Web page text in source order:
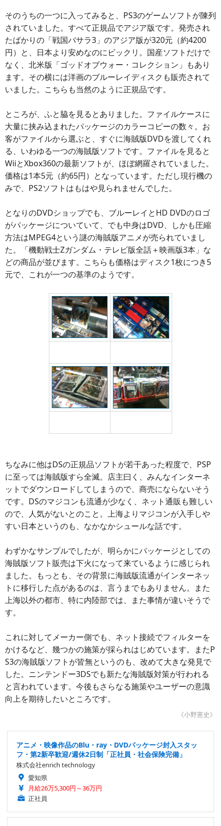
そのうちの一つに入ってみると、PS3のゲームソフトが陳列
されていました。すべて正規品でアジア版です。発売され
たばかりの「戦国バサラ3」のアジア版が320元（約4200
円）と、日本より安めなのにビックリ。国産ソフトだけで
なく、北米版「ゴッドオブウォー・コレクション」もあり
ます。その横には洋画のブルーレイディスクも販売されて
いました。こちらも当然のように正規品です。
ところが、ふと脇を見るとありました。ファイルケースに
大量に挟み込まれたパッケージのカラーコピーの数々。お
客がファイルから選ぶと、すぐに海賊版DVDを渡してくれ
る、いわゆる一つの海賊版ソフトです。ファイルを見ると
WiiとXbox360の最新ソフトが、ほぼ網羅されていました。
価格は1本5元（約65円）となっています。ただし現行機の
みで、PS2ソフトはもはや見られませんでした。
となりのDVDショップでも、ブルーレイとHD DVDのロゴ
がパッケージについていて、でも中身はDVD、しかも圧縮
方法はMPEG4という謎の海賊版アニメが売られていまし
た。「機動戦士Zガンダム・テレビ版全話＋映画版3本」な
どの商品が並びます。こちらも価格はディスク1枚につき5
元で、これが一つの基準のようです。
ちなみに他はDSの正規品ソフトが若干あった程度で、PSP
に至っては海賊版すら全滅。店主曰く、みんなインターネ
ットでダウンロードしてしまうので、商売にならないそう
です。DSのマジコンも流通が少なく、ネット通販も難しい
ので、人気がないとのこと。上海よりマジコンが入手しや
すい日本というのも、なかなかシュールな話です。
わずかなサンプルでしたが、明らかにパッケージとしての
海賊版ソフト販売は下火になって来ているように感じられ
ました。もっとも、その背景に海賊版流通がインターネッ
トに移行した点があるのは、言うまでもありません。また
上海以外の都市、特に内陸部では、また事情が違いそうで
す。
これに対してメーカー側でも、ネット接続でフィルターを
かけるなど、幾つかの施策が採られはじめています。またP
S3の海賊版ソフトが皆無というのも、改めて大きな発見で
した。ニンテンドー3DSでも新たな海賊版対策が行われる
と言われています。今後もさらなる施策やユーザーの意識
向上を期待したいところです。
《小野憲史》
アニメ・映像作品のBlu・ray・DVDパッケージ封入スタッ
フ・第2新卒歓迎/週休2日制「正社員・社会保険完備」
株式会社enrich technology
愛知県
月給26万5,300円～36万円
正社員